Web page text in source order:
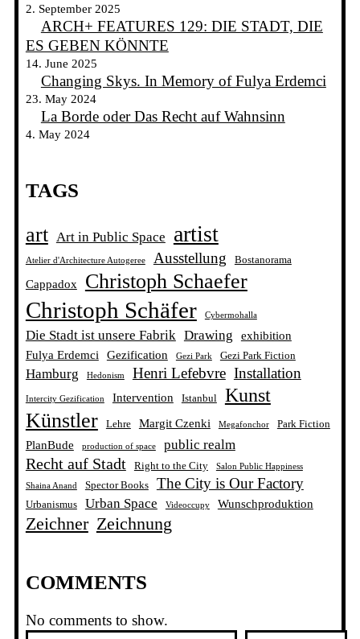
2. September 2025
ARCH+ FEATURES 129: DIE STADT, DIE
ES GEBEN KÖNNTE
14. June 2025
Changing Skys. In Memory of Fulya Erdemci
23. May 2024
La Borde oder Das Recht auf Wahnsinn
4. May 2024
TAGS
art Art in Public Space artist
Atelier d'Architecture Autogeree Ausstellung Bostanorama
Cappadox Christoph Schaefer
Christoph Schäfer Cybermohalla
Die Stadt ist unsere Fabrik Drawing
exhibition
Fulya Erdemci
Gezification Gezi Park Gezi Park Fiction
Hamburg Hedonism Henri Lefebvre Installation
Intercity Gezification Intervention Istanbul Kunst
Künstler Lehre Margit Czenki Megafonchor Park Fiction
PlanBude production of space public realm
Recht auf Stadt Right to the City Salon Public Happiness
Shaina Anand Spector Books The City is Our Factory
Urbanismus Urban Space Videoccupy Wunschproduktion
Zeichner Zeichnung
COMMENTS
No comments to show.